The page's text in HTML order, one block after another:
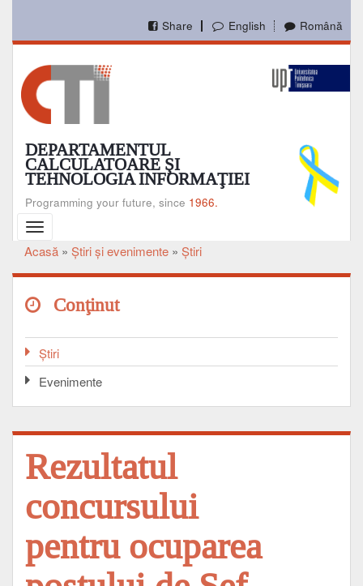
conţinutul
English Română
Share
DEPARTAMENTUL
CALCULATOARE ŞI
TEHNOLOGIA INFORMAŢIEI
Programming your future, since 1966.
Toggle
navigation
Breadcrumb
Acasă Ştiri şi evenimente Ştiri
Conţinut
Ştiri
Evenimente
Rezultatul
concursului
pentru ocuparea